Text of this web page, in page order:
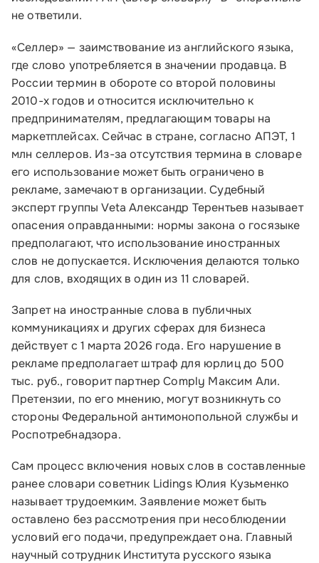
не ответили.
«Селлер» — заимствование из английского языка,
где слово употребляется в значении продавца. В
России термин в обороте со второй половины
2010-х годов и относится исключительно к
предпринимателям, предлагающим товары на
маркетплейсах. Сейчас в стране, согласно АПЭТ, 1
млн селлеров. Из-за отсутствия термина в словаре
его использование может быть ограничено в
рекламе, замечают в организации. Судебный
эксперт группы Veta Александр Терентьев называет
опасения оправданными: нормы закона о госязыке
предполагают, что использование иностранных
слов не допускается. Исключения делаются только
для слов, входящих в один из 11 словарей.
Запрет на иностранные слова в публичных
коммуникациях и других сферах для бизнеса
действует с 1 марта 2026 года. Его нарушение в
рекламе предполагает штраф для юрлиц до 500
тыс. руб., говорит партнер Comply Максим Али.
Претензии, по его мнению, могут возникнуть со
стороны Федеральной антимонопольной службы и
Роспотребнадзора.
Сам процесс включения новых слов в составленные
ранее словари советник Lidings Юлия Кузьменко
называет трудоемким. Заявление может быть
оставлено без рассмотрения при несоблюдении
условий его подачи, предупреждает она. Главный
научный сотрудник Института русского языка